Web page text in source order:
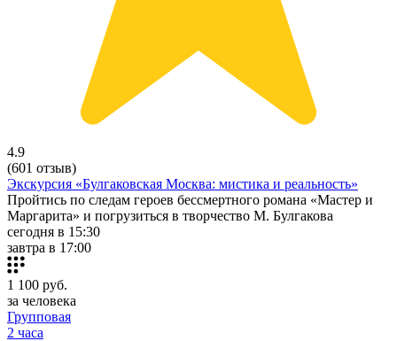
4.9
(601 отзыв)
Экскурсия «Булгаковская Москва: мистика и реальность»
Пройтись по следам героев бессмертного романа «Мастер и
Маргарита» и погрузиться в творчество М. Булгакова
сегодня в 15:30
завтра в 17:00
1 100 руб.
за человека
Групповая
2 часа